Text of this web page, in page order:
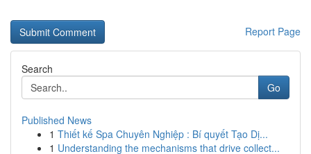
Report Page
Search
Go
Published News
1 Thiết kế Spa Chuyên Nghiệp : Bí quyết Tạo Dị...
1 Understanding the mechanisms that drive collect...